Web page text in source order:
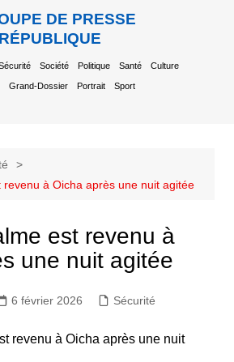
DE PRESSE
Société Politique Santé Culture
Grand-Dossier Portrait Sport
revenu à Oicha après une nuit agitée
est revenu à
une nuit agitée
6 février 2026 Sécurité